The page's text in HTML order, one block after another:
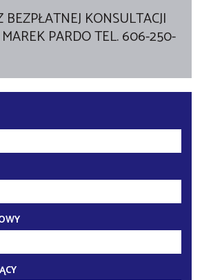
BEZPŁATNEJ KONSULTACJI
PARDO TEL. 606-250-